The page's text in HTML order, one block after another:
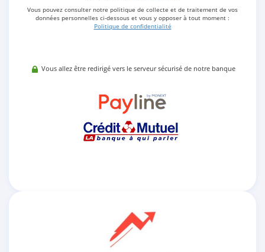
Vous pouvez consulter notre politique de collecte et de traitement de vos
données personnelles ci-dessous et vous y opposer à tout moment :
Politique de confidentialité
Vous allez être redirigé vers le serveur sécurisé de notre banque